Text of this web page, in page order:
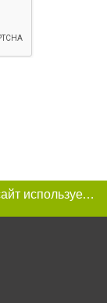
Этот сайт использует «cookies». Также сайт использует интернет-сервис для сбора технических данных касательно посетителей с целью получения маркетинговой и статистической информации. Условия обработки данных посетителей сайта см.